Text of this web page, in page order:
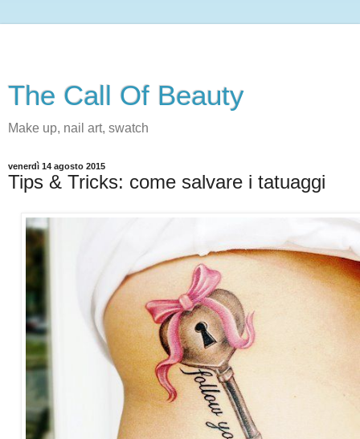
The Call Of Beauty
Make up, nail art, swatch
venerdì 14 agosto 2015
Tips & Tricks: come salvare i tatuaggi